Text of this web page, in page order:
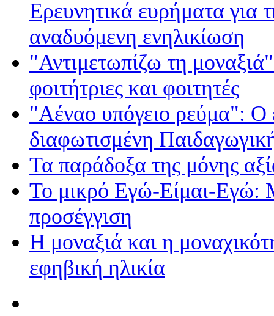
Ερευνητικά ευρήματα για
αναδυόμενη ενηλικίωση
"Αντιμετωπίζω τη
φοιτήτριες και φοιτητές
"Αέναο υπόγειο ρεύμα": Ο
διαφωτισμένη
Τα παράδοξα της μόνης
Το μικρό Εγώ-Είμαι-Εγώ:
προσέγγιση
Η μοναξιά και η
εφηβική ηλικία